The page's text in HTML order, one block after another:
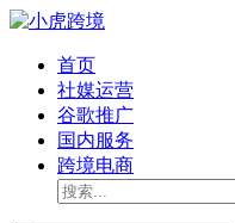
首页
社媒运营
谷歌推广
国内服务
跨境电商